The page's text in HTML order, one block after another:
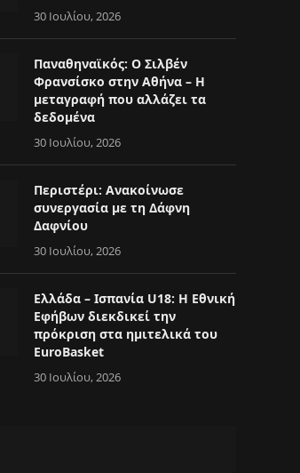
30 Ιουλίου, 2026
Παναθηναϊκός: Ο Σιλβέν
Φρανσίσκο στην Αθήνα – Η
μεταγραφή που αλλάζει τα
δεδομένα
30 Ιουλίου, 2026
Περιστέρι: Ανακοίνωσε
συνεργασία με τη Δάφνη
Δαφνίου
30 Ιουλίου, 2026
Ελλάδα – Ισπανία U18: Η Εθνική
Εφήβων διεκδικεί την
πρόκριση στα ημιτελικά του
EuroBasket
30 Ιουλίου, 2026